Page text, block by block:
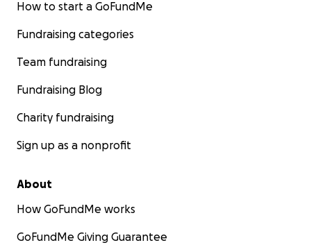
How to start a GoFundMe
Fundraising categories
Team fundraising
Fundraising Blog
Charity fundraising
Sign up as a nonprofit
About
How GoFundMe works
GoFundMe Giving Guarantee